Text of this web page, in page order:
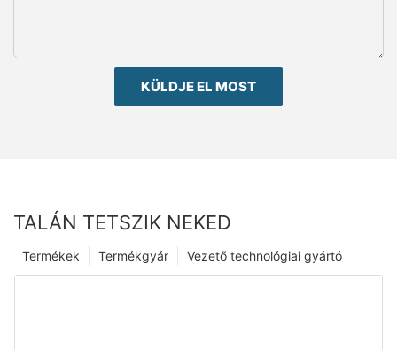
KÜLDJE EL MOST
TALÁN TETSZIK NEKED
Vezető technológiai gyártó
Termékgyár
Termékek